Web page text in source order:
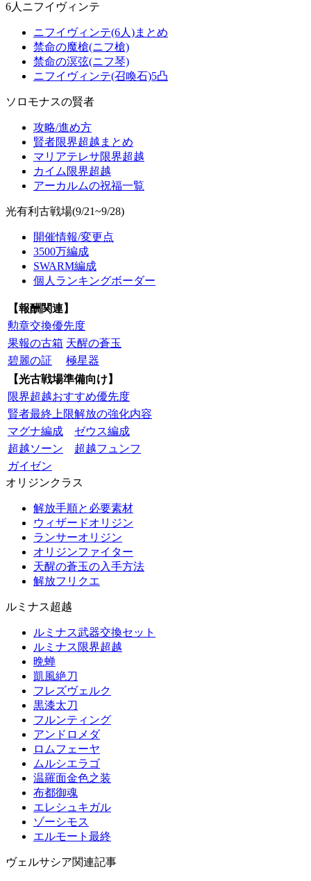
6人ニフイヴィンテ
ニフイヴィンテ(6人)まとめ
禁命の魔槍(ニフ槍)
禁命の溟弦(ニフ琴)
ニフイヴィンテ(召喚石)5凸
ソロモナスの賢者
攻略/進め方
賢者限界超越まとめ
マリアテレサ限界超越
カイム限界超越
アーカルムの祝福一覧
光有利古戦場(9/21~9/28)
開催情報/変更点
3500万編成
SWARM編成
個人ランキングボーダー
【報酬関連】
勲章交換優先度
果報の古箱 天醒の蒼玉
碧麗の証
極星器
【光古戦場準備向け】
限界超越おすすめ優先度
賢者最終上限解放の強化内容
マグナ編成
ゼウス編成
超越ソーン
超越フュンフ
ガイゼン
オリジンクラス
解放手順と必要素材
ウィザードオリジン
ランサーオリジン
オリジンファイター
天醒の蒼玉の入手方法
解放フリクエ
ルミナス超越
ルミナス武器交換セット
ルミナス限界超越
晩蝉
凱風絶刀
フレズヴェルク
黒漆太刀
フルンティング
アンドロメダ
ロムフェーヤ
ムルシエラゴ
温羅面金色之装
布都御魂
エレシュキガル
ゾーシモス
エルモート最終
ヴェルサシア関連記事